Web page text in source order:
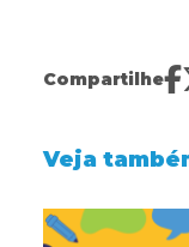
Compartilhe
Veja